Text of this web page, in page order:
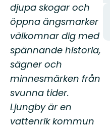
djupa skogar och
öppna ängsmarker
välkomnar dig med
spännande historia,
sägner och
minnesmärken från
svunna tider.
Ljungby är en
vattenrik kommun